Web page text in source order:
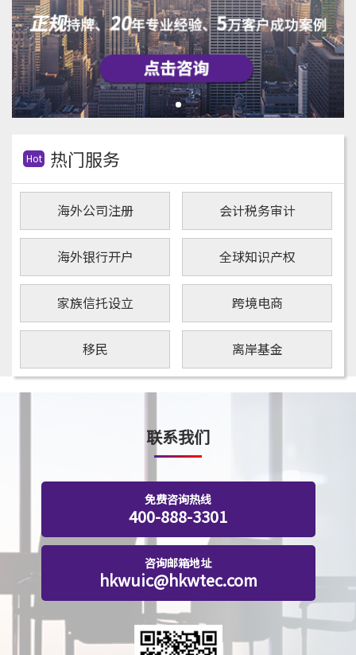
Hot 热门服务
海外公司注册 会计税务审计
海外银行开户 全球知识产权
家族信托设立 跨境电商
移民 离岸基金
联系我们
免费咨询热线
400-888-3301
咨询邮箱地址
hkwuic@hkwtec.com